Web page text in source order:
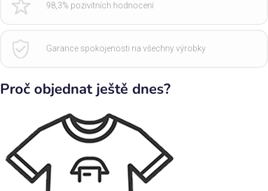
98,3% pozivitních hodnocení
Garance spokojenosti na všechny výrobky
Proč objednat ještě dnes?